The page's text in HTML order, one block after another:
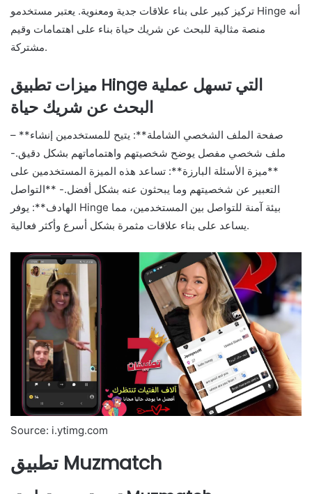
تركيز كبير على بناء علاقات جدية ومعنوية. يعتبر مستخدمو Hinge أنه
منصة مثالية للبحث عن شريك حياة بناء على اهتمامات وقيم
مشتركة.
ميزات تطبيق Hinge التي تسهل عملية
البحث عن شريك حياة
– **صفحة الملف الشخصي الشاملة**: يتيح للمستخدمين إنشاء
ملف شخصي مفصل يوضح شخصيتهم واهتماماتهم بشكل دقيق.-
**ميزة الأسئلة البارزة**: تساعد هذه الميزة المستخدمين على
التعبير عن شخصيتهم وما يبحثون عنه بشكل أفضل.- **التواصل
الهادف**: يوفر Hinge بيئة آمنة للتواصل بين المستخدمين، مما
يساعد على بناء علاقات مثمرة بشكل أسرع وأكثر فعالية.
Source: i.ytimg.com
تطبيق Muzmatch